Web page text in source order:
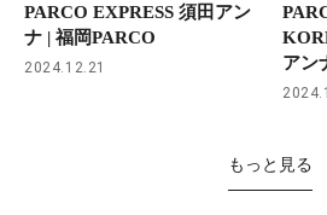
PARCO EXPRESS 須田アン
ナ | 福岡PARCO
2024.12.21
アン
もっと見る